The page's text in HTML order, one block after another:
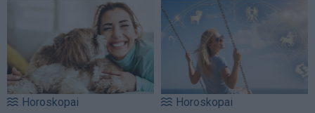
Horoskopai Horoskopai